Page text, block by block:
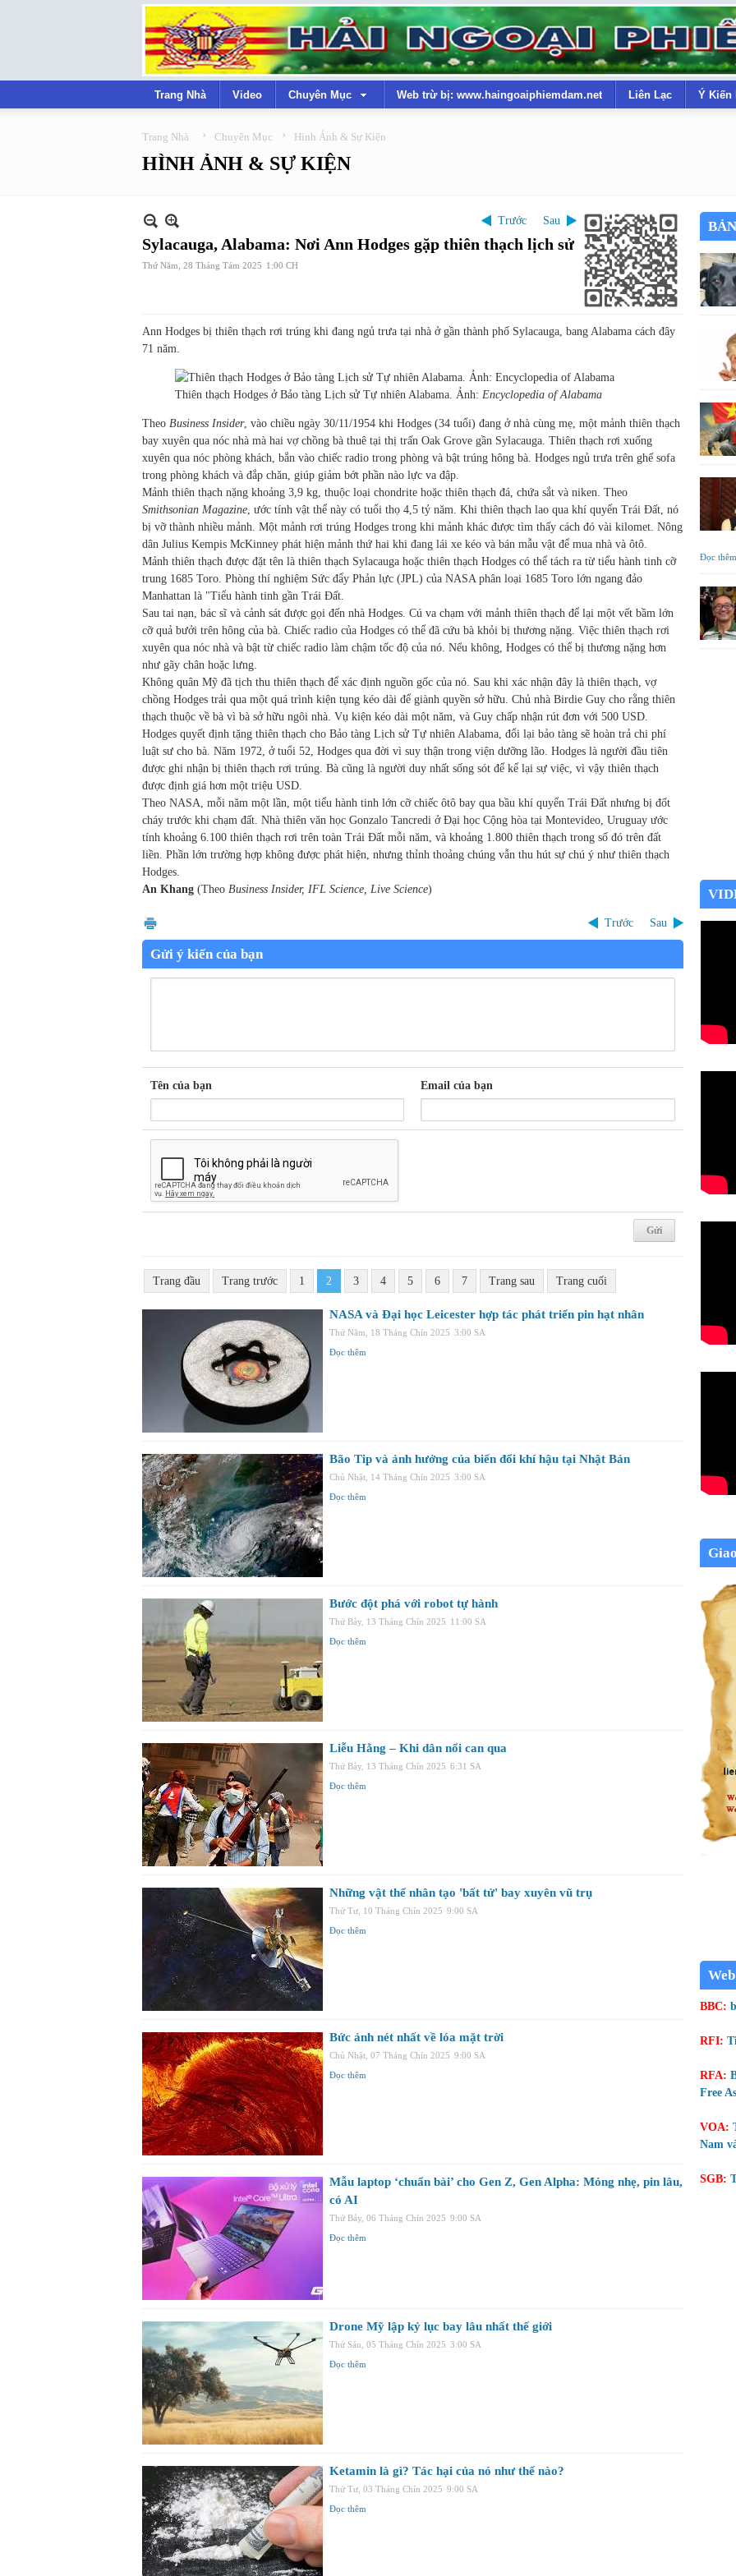
Trang Nhà Video Chuyên Mục Web trừ bị: www.haingoaiphiemdam.net Liên Lạc Ý Kiến
Trang Nhà › Chuyên Mục › Hình Ảnh & Sự Kiện
HÌNH ẢNH & SỰ KIỆN
Trước Sau
Sylacauga, Alabama: Nơi Ann Hodges gặp thiên thạch lịch sử
Thứ Năm, 28 Tháng Tám 2025 1:00 CH
Ann Hodges bị thiên thạch rơi trúng khi đang ngủ trưa tại nhà ở gần thành phố Sylacauga, bang Alabama cách đây
71 năm.
Thiên thạch Hodges ở Bảo tàng Lịch sử Tự nhiên Alabama. Ảnh: Encyclopedia of Alabama
Theo Business Insider, vào chiều ngày 30/11/1954 khi Hodges (34 tuổi) đang ở nhà cùng mẹ, một mảnh thiên thạch
bay xuyên qua nóc nhà mà hai vợ chồng bà thuê tại thị trấn Oak Grove gần Sylacauga. Thiên thạch rơi xuống
xuyên qua nóc phòng khách, bắn vào chiếc radio trong phòng và bật trúng hông bà. Hodges ngủ trưa trên ghế sofa
trong phòng khách và đắp chăn, giúp giảm bớt phần nào lực va đập.
Mảnh thiên thạch nặng khoảng 3,9 kg, thuộc loại chondrite hoặc thiên thạch đá, chứa sắt và niken. Theo
Smithsonian Magazine, ước tính vật thể này có tuổi thọ 4,5 tỷ năm. Khi thiên thạch lao qua khí quyển Trái Đất, nó
bị vỡ thành nhiều mảnh. Một mảnh rơi trúng Hodges trong khi mảnh khác được tìm thấy cách đó vài kilomet. Nông
dân Julius Kempis McKinney phát hiện mảnh thứ hai khi đang lái xe kéo và bán mẫu vật để mua nhà và ôtô.
Mảnh thiên thạch được đặt tên là thiên thạch Sylacauga hoặc thiên thạch Hodges có thể tách ra từ tiểu hành tinh cỡ
trung 1685 Toro. Phòng thí nghiệm Sức đẩy Phản lực (JPL) của NASA phân loại 1685 Toro lớn ngang đảo
Manhattan là "Tiểu hành tinh gần Trái Đất.
Sau tai nạn, bác sĩ và cảnh sát được gọi đến nhà Hodges. Cú va chạm với mảnh thiên thạch để lại một vết bầm lớn
cỡ quả bưởi trên hông của bà. Chiếc radio của Hodges có thể đã cứu bà khỏi bị thương nặng. Việc thiên thạch rơi
xuyên qua nóc nhà và bật từ chiếc radio làm chậm tốc độ của nó. Nếu không, Hodges có thể bị thương nặng hơn
như gãy chân hoặc lưng.
Không quân Mỹ đã tịch thu thiên thạch để xác định nguồn gốc của nó. Sau khi xác nhận đây là thiên thạch, vợ
chồng Hodges trải qua một quá trình kiện tụng kéo dài để giành quyền sở hữu. Chủ nhà Birdie Guy cho rằng thiên
thạch thuộc về bà vì bà sở hữu ngôi nhà. Vụ kiện kéo dài một năm, và Guy chấp nhận rút đơn với 500 USD.
Hodges quyết định tặng thiên thạch cho Bảo tàng Lịch sử Tự nhiên Alabama, đổi lại bảo tàng sẽ hoàn trả chi phí
luật sư cho bà. Năm 1972, ở tuổi 52, Hodges qua đời vì suy thận trong viện dưỡng lão. Hodges là người đầu tiên
được ghi nhận bị thiên thạch rơi trúng. Bà cũng là người duy nhất sống sót để kể lại sự việc, vì vậy thiên thạch
được định giá hơn một triệu USD.
Theo NASA, mỗi năm một lần, một tiểu hành tinh lớn cỡ chiếc ôtô bay qua bầu khí quyển Trái Đất nhưng bị đốt
cháy trước khi chạm đất. Nhà thiên văn học Gonzalo Tancredi ở Đại học Cộng hòa tại Montevideo, Uruguay ước
tính khoảng 6.100 thiên thạch rơi trên toàn Trái Đất mỗi năm, và khoảng 1.800 thiên thạch trong số đó trên đất
liền. Phần lớn trường hợp không được phát hiện, nhưng thỉnh thoảng chúng vẫn thu hút sự chú ý như thiên thạch
Hodges.
An Khang (Theo Business Insider, IFL Science, Live Science)
Trước Sau
Gửi ý kiến của bạn
Tên của bạn Email của bạn
Trang đầu Trang trước 1 2 3 4 5 6 7 Trang sau Trang cuối
NASA và Đại học Leicester hợp tác phát triển pin hạt nhân
Thứ Năm, 18 Tháng Chín 2025 3:00 SA
Đọc thêm
Bão Tip và ảnh hưởng của biến đổi khí hậu tại Nhật Bản
Chủ Nhật, 14 Tháng Chín 2025 3:00 SA
Đọc thêm
Bước đột phá với robot tự hành
Thứ Bảy, 13 Tháng Chín 2025 11:00 SA
Đọc thêm
Liễu Hằng – Khi dân nổi can qua
Thứ Bảy, 13 Tháng Chín 2025 6:31 SA
Đọc thêm
Những vật thể nhân tạo 'bất tử' bay xuyên vũ trụ
Thứ Tư, 10 Tháng Chín 2025 9:00 SA
Đọc thêm
Bức ảnh nét nhất về lóa mặt trời
Chủ Nhật, 07 Tháng Chín 2025 9:00 SA
Đọc thêm
Mẫu laptop ‘chuẩn bài’ cho Gen Z, Gen Alpha: Mỏng nhẹ, pin lâu,
có AI
Thứ Bảy, 06 Tháng Chín 2025 9:00 SA
Đọc thêm
Drone Mỹ lập kỷ lục bay lâu nhất thế giới
Thứ Sáu, 05 Tháng Chín 2025 3:00 SA
Đọc thêm
Ketamin là gì? Tác hại của nó như thế nào?
Thứ Tư, 03 Tháng Chín 2025 9:00 SA
Đọc thêm
Đọc thêm
BBC:
RFI:
RFA:
Free
VOA:
Nam
SGB: